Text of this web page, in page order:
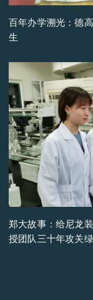
百年办学溯光：德
生
郑大故事：给尼龙
授团队三十年攻关